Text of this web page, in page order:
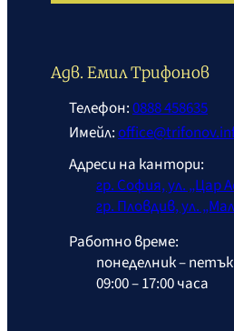
Адв. Емил Трифонов
Телефон:0888 458635
Имейл:
Адреси на кантори:
гр. София, ул. „Цар
гр. Пловдив, ул.
Работно време:
понеделник – петък
09:00 – 17:00 часа